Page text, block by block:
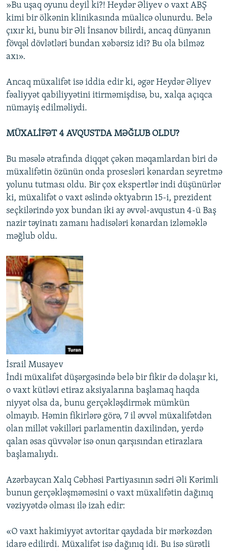
»Bu uşaq oyunu deyil ki?! Heydər Əliyev o vaxt ABŞ
kimi bir ölkənin klinikasında müalicə olunurdu. Belə
çıxır ki, bunu bir Əli İnsanov bilirdi, ancaq dünyanın
fövqəl dövlətləri bundan xəbərsiz idi? Bu ola bilməz
axı».
Ancaq müxalifət isə iddia edir ki, əgər Heydər Əliyev
fəaliyyət qabiliyyətini itirməmişdisə, bu, xalqa açıqca
nümayiş edilməliydi.
MÜXALİFƏT 4 AVQUSTDA MƏĞLUB OLDU?
Bu məsələ ətrafında diqqət çəkən məqamlardan biri də
müxalifətin özünün onda prosesləri kənardan seyretmə
yolunu tutması oldu. Bir çox ekspertlər indi düşünürlər
ki, müxalifət o vaxt əslində oktyabrın 15-i, prezident
seçkilərində yox bundan iki ay əvvəl-avqustun 4-ü Baş
nazir təyinatı zamanı hadisələri kənardan izləməklə
məğlub oldu.
İsrail Musayev
İndi müxalifət düşərgəsində belə bir fikir də dolaşır ki,
o vaxt kütləvi etiraz aksiyalarına başlamaq haqda
niyyət olsa da, bunu gerçəkləşdirmək mümkün
olmayıb. Həmin fikirlərə görə, 7 il əvvəl müxalifətdən
olan millət vəkilləri parlamentin daxilindən, yerdə
qalan əsas qüvvələr isə onun qarşısından etirazlara
başlamalıydı.
Azərbaycan Xalq Cəbhəsi Partiyasının sədri Əli Kərimli
bunun gerçəkləşməməsini o vaxt müxalifətin dağınıq
vəziyyətdə olması ilə izah edir:
«O vaxt hakimiyyət avtoritar qaydada bir mərkəzdən
idarə edilirdi. Müxalifət isə dağınıq idi. Bu isə sürətli